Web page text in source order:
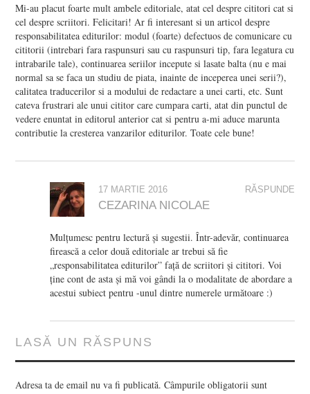
Mi-au placut foarte mult ambele editoriale, atat cel despre cititori cat si
cel despre scriitori. Felicitari! Ar fi interesant si un articol despre
responsabilitatea editurilor: modul (foarte) defectuos de comunicare cu
cititorii (intrebari fara raspunsuri sau cu raspunsuri tip, fara legatura cu
intrabarile tale), continuarea seriilor incepute si lasate balta (nu e mai
normal sa se faca un studiu de piata, inainte de inceperea unei serii?),
calitatea traducerilor si a modului de redactare a unei carti, etc. Sunt
cateva frustrari ale unui cititor care cumpara carti, atat din punctul de
vedere enuntat in editorul anterior cat si pentru a-mi aduce marunta
contributie la cresterea vanzarilor editurilor. Toate cele bune!
RĂSPUNDE
17 MARTIE 2016
CEZARINA NICOLAE
Mulțumesc pentru lectură și sugestii. Într-adevăr, continuarea
firească a celor două editoriale ar trebui să fie
„responsabilitatea editurilor” față de scriitori și cititori. Voi
ține cont de asta și mă voi gândi la o modalitate de abordare a
acestui subiect pentru -unul dintre numerele următoare :)
LASĂ UN RĂSPUNS
Adresa ta de email nu va fi publicată. Câmpurile obligatorii sunt